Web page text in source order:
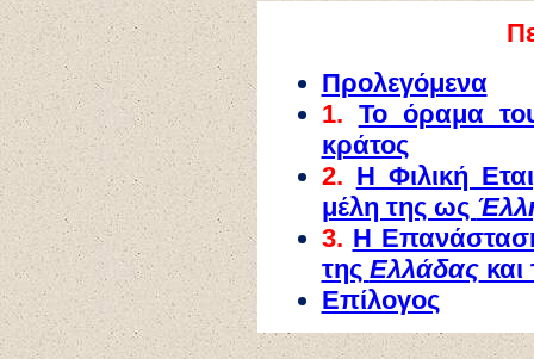
Προλεγόμενα
1. Το όραμα
κράτος
2. Η Φιλική
μέλη της ως
3. Η
της Ελλάδαςκαι
Επίλογος